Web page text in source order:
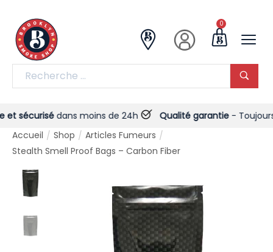
0
dans moins de 24h Qualité garantie- Toujours !
Accueil / Shop / Articles Fumeurs /
Stealth Smell Proof Bags – Carbon Fiber